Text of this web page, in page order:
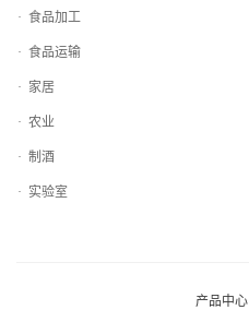
· 食品加工
· 食品运输
· 家居
· 农业
· 制酒
· 实验室
产品中心